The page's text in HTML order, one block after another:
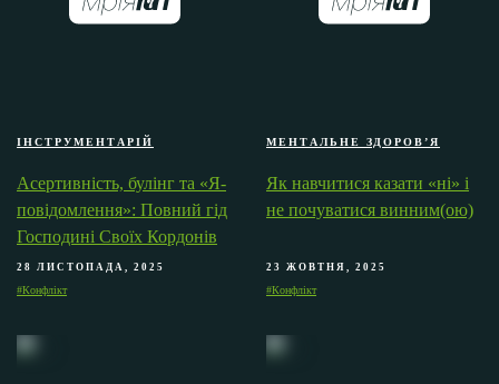
ІНСТРУМЕНТАРІЙ
Асертивність, булінг та «Я-
повідомлення»: Повний гід
Господині Своїх Кордонів
28 ЛИСТОПАДА, 2025
#Конфлікт
МЕНТАЛЬНЕ ЗДОРОВ’Я
Як навчитися казати «ні» і
не почуватися винним(ою)
23 ЖОВТНЯ, 2025
#Конфлікт